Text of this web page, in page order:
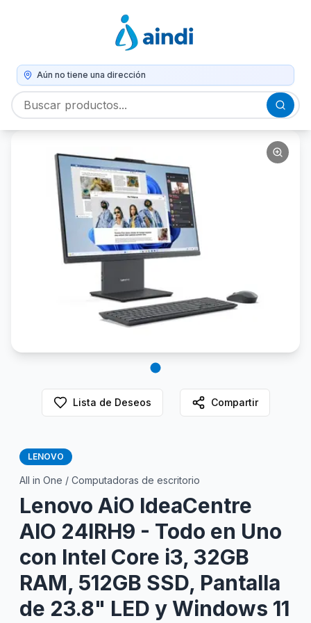
Aún no tiene una dirección
Lista de Deseos Compartir
LENOVO
All in One / Computadoras de escritorio
Lenovo AiO IdeaCentre
AIO 24IRH9 - Todo en Uno
con Intel Core i3, 32GB
RAM, 512GB SSD, Pantalla
de 23.8" LED y Windows 11